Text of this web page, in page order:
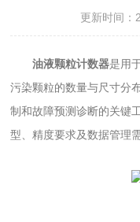
更新时间
油液颗粒计数器是用
污染颗粒的数量与尺寸分
制和故障预测诊断的关键
型、精度要求及数据管理